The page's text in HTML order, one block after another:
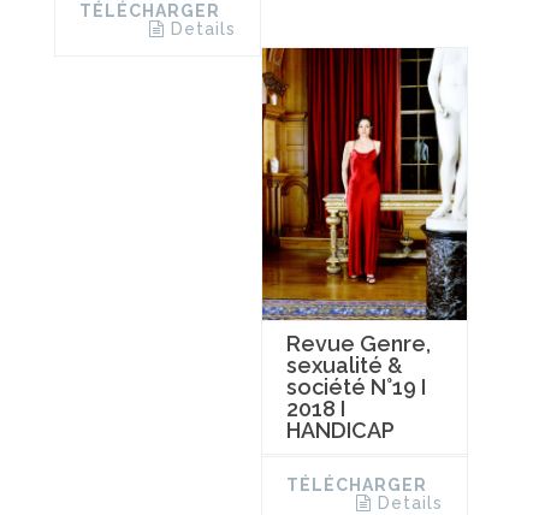
TÉLÉCHARGER
Details
Revue Genre,
sexualité &
société N°19 I
2018 I
HANDICAP
TÉLÉCHARGER
Details